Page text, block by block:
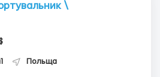
\
Польща